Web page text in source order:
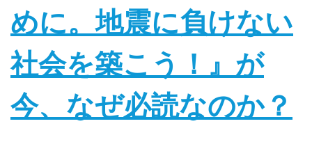
めに。地震に負けない
社会を築こう！』が
今、なぜ必読なのか？